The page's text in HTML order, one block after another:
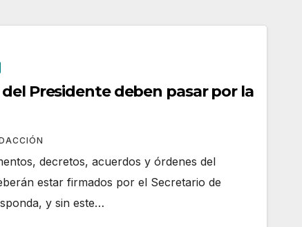
Presidente deben pasar por la
decretos, acuerdos y órdenes del
estar firmados por el Secretario de
y sin este…